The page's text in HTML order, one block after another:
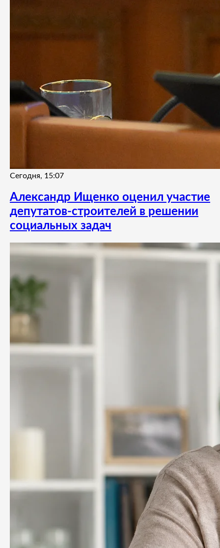
Сегодня, 15:07
Александр Ищенко оценил участие
депутатов-строителей в решении
социальных задач